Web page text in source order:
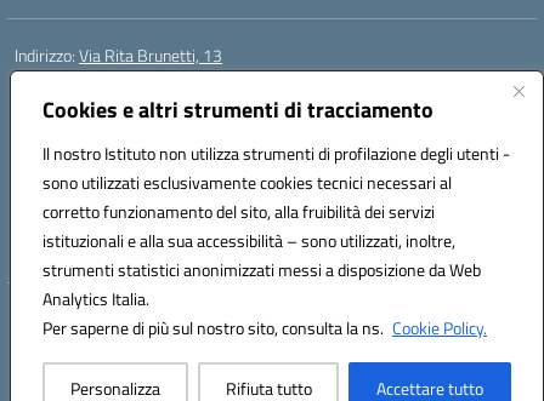
Cookies e altri strumenti di tracciamento
Il nostro Istituto non utilizza strumenti di profilazione degli utenti -
sono utilizzati esclusivamente cookies tecnici necessari al
corretto funzionamento del sito, alla fruibilità dei servizi
istituzionali e alla sua accessibilità – sono utilizzati, inoltre,
strumenti statistici anonimizzati messi a disposizione da Web
Analytics Italia.
Per saperne di più sul nostro sito, consulta la ns. Cookie Policy.
Personalizza Rifiuta tutto Accettare tutto
Indirizzo:Via Rita Brunetti, 13
Centralino:
Posta elettronica certificata (PEC):rmic8cw00p@pec.istruzione.it
Codice fiscale: 97664620586
Codice meccanografico:RMIC8CW00P
Codice Indice delle Pubbliche Amministrazioni (IPA): istsc_RMIC8CW00P
Codice unico di fatturazione (CUF): UFA4NE
Hosting & Powered by 3D Solution S.r.l.
Concept & Design by Designers Italia